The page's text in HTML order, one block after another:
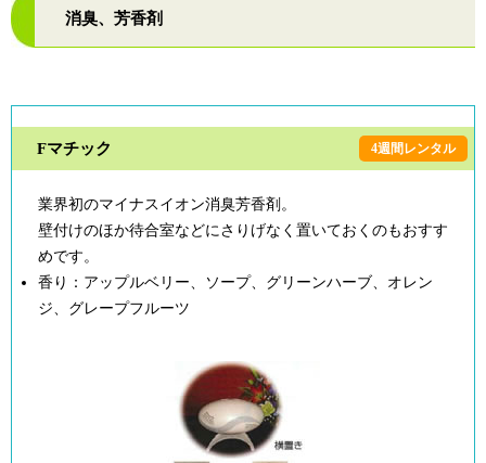
消臭、芳香剤
Fマチック 4週間レンタル
業界初のマイナスイオン消臭芳香剤。
壁付けのほか待合室などにさりげなく置いておくのもおすす
めです。
香り：アップルベリー、ソープ、グリーンハーブ、オレン
ジ、グレープフルーツ